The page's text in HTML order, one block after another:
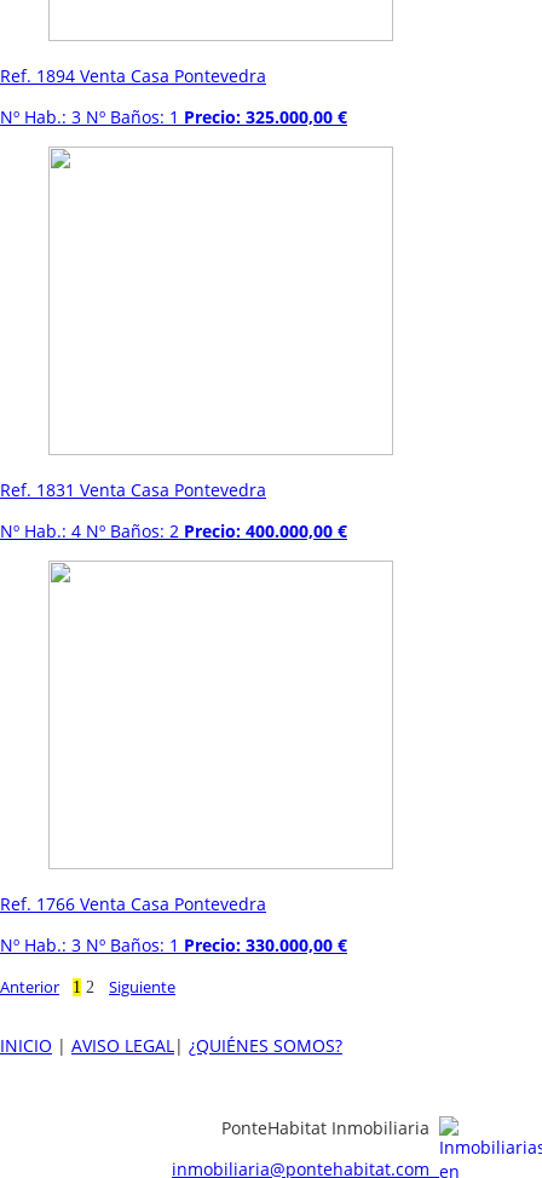
Ref. 1894 Venta Casa Pontevedra
Nº Hab.: 3 Nº Baños: 1 Precio: 325.000,00 €
Ref. 1831 Venta Casa Pontevedra
Nº Hab.: 4 Nº Baños: 2 Precio: 400.000,00 €
Ref. 1766 Venta Casa Pontevedra
Nº Hab.: 3 Nº Baños: 1 Precio: 330.000,00 €
Anterior 1 2 Siguiente
INICIO | AVISO LEGAL| ¿QUIÉNES SOMOS?
PonteHabitat Inmobiliaria
inmobiliaria@pontehabitat.com